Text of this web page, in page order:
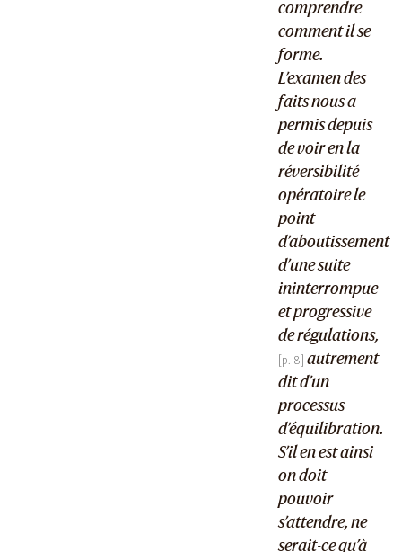
comprendre
comment il se
forme.
L’examen des
faits nous a
permis depuis
de voir en la
réversibilité
opératoire le
point
d’aboutissement
d’une suite
ininterrompue
et progressive
de régulations,
autrement
dit d’un
processus
d’équilibration.
S’il en est ainsi
on doit
pouvoir
s’attendre, ne
serait-ce qu’à